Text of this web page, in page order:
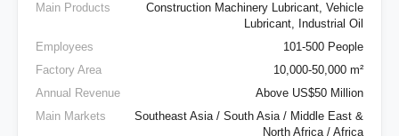
Main Products
Construction Machinery Lubricant, Vehicle
Lubricant, Industrial Oil
Employees
101-500 People
Factory Area
10,000-50,000 m²
Annual Revenue
Above US$50 Million
Main Markets
Southeast Asia / South Asia / Middle East &
North Africa / Africa